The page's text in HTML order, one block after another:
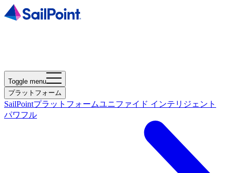
Toggle menu
プラットフォーム
SailPointプラットフォームユニファイド インテリジェント
パワフル